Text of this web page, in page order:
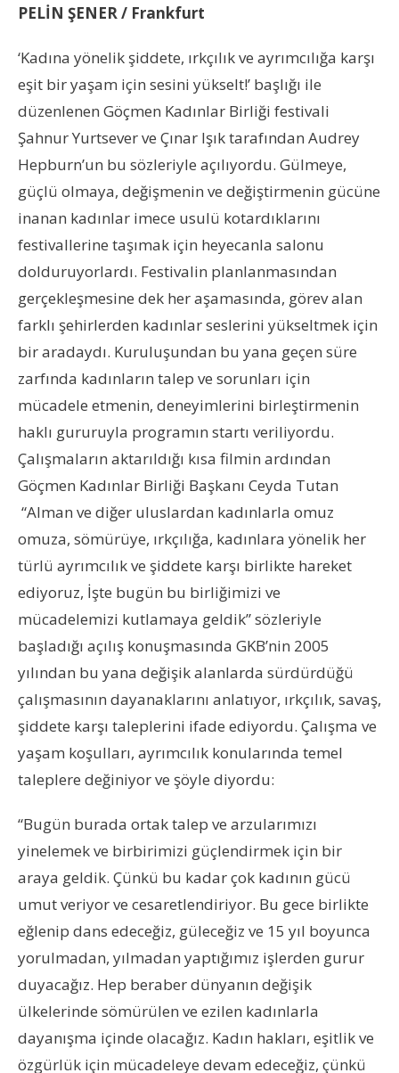
PELİN ŞENER / Frankfurt
‘Kadına yönelik şiddete, ırkçılık ve ayrımcılığa karşı
eşit bir yaşam için sesini yükselt!’ başlığı ile
düzenlenen Göçmen Kadınlar Birliği festivali
Şahnur Yurtsever ve Çınar Işık tarafından Audrey
Hepburn’un bu sözleriyle açılıyordu. Gülmeye,
güçlü olmaya, değişmenin ve değiştirmenin gücüne
inanan kadınlar imece usulü kotardıklarını
festivallerine taşımak için heyecanla salonu
dolduruyorlardı. Festivalin planlanmasından
gerçekleşmesine dek her aşamasında, görev alan
farklı şehirlerden kadınlar seslerini yükseltmek için
bir aradaydı. Kuruluşundan bu yana geçen süre
zarfında kadınların talep ve sorunları için
mücadele etmenin, deneyimlerini birleştirmenin
haklı gururuyla programın startı veriliyordu.
Çalışmaların aktarıldığı kısa filmin ardından
Göçmen Kadınlar Birliği Başkanı Ceyda Tutan
“Alman ve diğer uluslardan kadınlarla omuz
omuza, sömürüye, ırkçılığa, kadınlara yönelik her
türlü ayrımcılık ve şiddete karşı birlikte hareket
ediyoruz, İşte bugün bu birliğimizi ve
mücadelemizi kutlamaya geldik” sözleriyle
başladığı açılış konuşmasında GKB’nin 2005
yılından bu yana değişik alanlarda sürdürdüğü
çalışmasının dayanaklarını anlatıyor, ırkçılık, savaş,
şiddete karşı taleplerini ifade ediyordu. Çalışma ve
yaşam koşulları, ayrımcılık konularında temel
taleplere değiniyor ve şöyle diyordu:
“Bugün burada ortak talep ve arzularımızı
yinelemek ve birbirimizi güçlendirmek için bir
araya geldik. Çünkü bu kadar çok kadının gücü
umut veriyor ve cesaretlendiriyor. Bu gece birlikte
eğlenip dans edeceğiz, güleceğiz ve 15 yıl boyunca
yorulmadan, yılmadan yaptığımız işlerden gurur
duyacağız. Hep beraber dünyanın değişik
ülkelerinde sömürülen ve ezilen kadınlarla
dayanışma içinde olacağız. Kadın hakları, eşitlik ve
özgürlük için mücadeleye devam edeceğiz, çünkü